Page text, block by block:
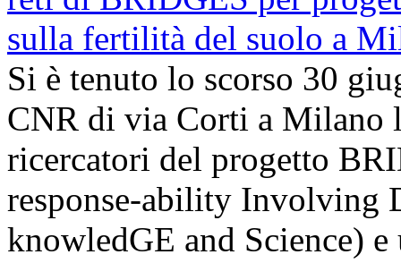
Si è tenuto lo scorso 30
CNR di via Corti a Milano
ricercatori del progetto
response-ability Involving
knowledGE and Science)